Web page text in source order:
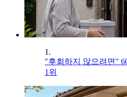
1.
"후회하지 않으려면"
1위